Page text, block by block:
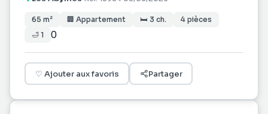
65 m² 🏢 Appartement 🛏 3 ch. 4 pièces
🛁 1 0
♡ Ajouter aux favoris Partager